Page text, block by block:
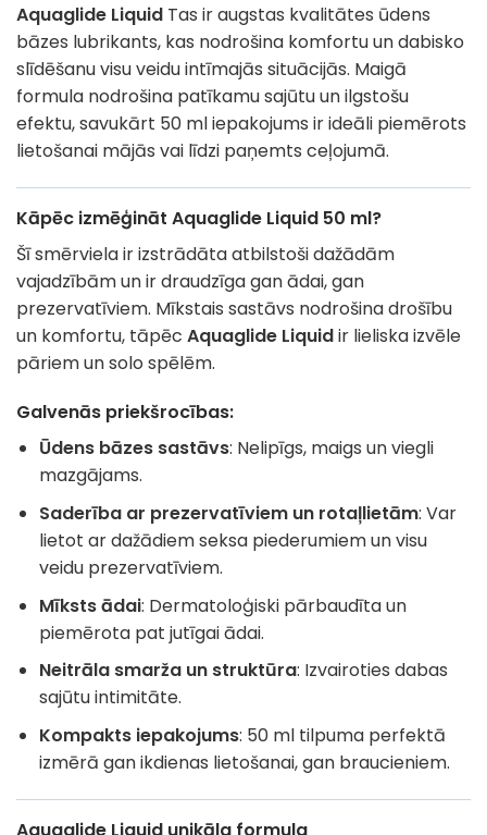
Aquaglide Liquid Tas ir augstas kvalitātes ūdens
bāzes lubrikants, kas nodrošina komfortu un dabisko
slīdēšanu visu veidu intīmajās situācijās. Maigā
formula nodrošina patīkamu sajūtu un ilgstošu
efektu, savukārt 50 ml iepakojums ir ideāli piemērots
lietošanai mājās vai līdzi paņemts ceļojumā.
Kāpēc izmēģināt Aquaglide Liquid 50 ml?
Šī smērviela ir izstrādāta atbilstoši dažādām
vajadzībām un ir draudzīga gan ādai, gan
prezervatīviem. Mīkstais sastāvs nodrošina drošību
un komfortu, tāpēc Aquaglide Liquidir lieliska izvēle
pāriem un solo spēlēm.
Galvenās priekšrocības:
Ūdens bāzes sastāvs: Nelipīgs, maigs un viegli
mazgājams.
Saderība ar prezervatīviem un rotaļlietām: Var
lietot ar dažādiem seksa piederumiem un visu
veidu prezervatīviem.
Mīksts ādai: Dermatoloģiski pārbaudīta un
piemērota pat jutīgai ādai.
Neitrāla smarža un struktūra: Izvairoties dabas
sajūtu intimitāte.
Kompakts iepakojums: 50 ml tilpuma perfektā
izmērā gan ikdienas lietošanai, gan braucieniem.
Aquaglide Liquid unikāla formula